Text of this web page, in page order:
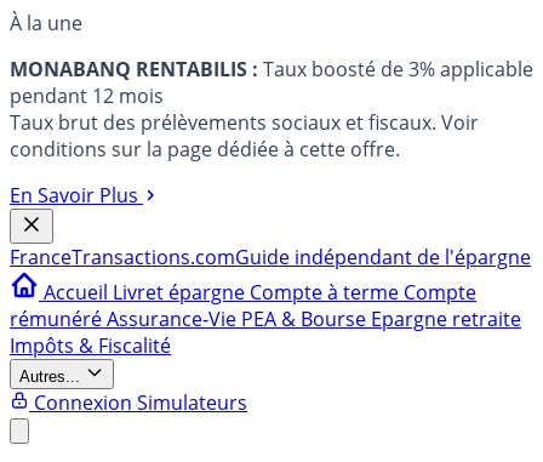
À la une
MONABANQ RENTABILIS : Taux boosté de 3% applicable
pendant 12 mois
Taux brut des prélèvements sociaux et fiscaux. Voir
conditions sur la page dédiée à cette offre.
En Savoir Plus
FranceTransactions.comGuide indépendant de l'épargne
Accueil Livret épargne Compte à terme Compte
rémunéréAssurance-Vie PEA & Bourse Epargne retraite
Impôts & Fiscalité
Autres...
Connexion Simulateurs